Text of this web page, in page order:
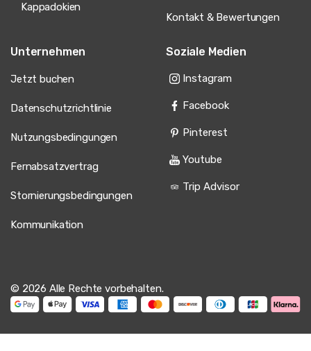
Kappadokien
Kontakt & Bewertungen
Unternehmen
Jetzt buchen
Datenschutzrichtlinie
Nutzungsbedingungen
Fernabsatzvertrag
Stornierungsbedingungen
Kommunikation
Soziale Medien
Instagram
Facebook
Pinterest
Youtube
Trip Advisor
© 2026 Alle Rechte vorbehalten.